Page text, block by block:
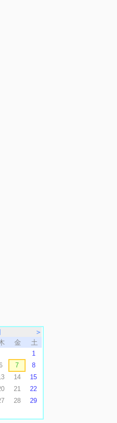
＞
金 土
1
7
8
14
15
21
22
28
29